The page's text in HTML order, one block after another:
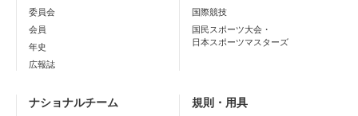
委員会
会員
年史
広報誌
国際競技
国民スポーツ大会・
日本スポーツマスターズ
ナショナルチーム 規則・用具